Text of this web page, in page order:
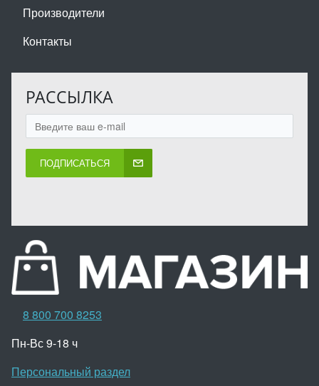
Производители
Контакты
РАССЫЛКА
ПОДПИСАТЬСЯ
8 800 700 8253
Пн-Вс 9-18 ч
Персональный раздел